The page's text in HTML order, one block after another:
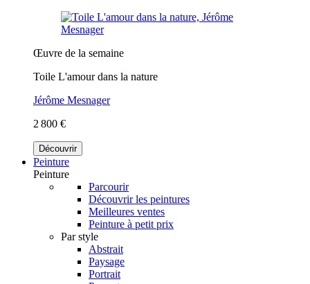
Œuvre de la semaine
Toile L'amour dans la nature
Jérôme Mesnager
2 800 €
Découvrir
Peinture
Peinture
Parcourir
Découvrir les peintures
Meilleures ventes
Peinture à petit prix
Par style
Abstrait
Paysage
Portrait